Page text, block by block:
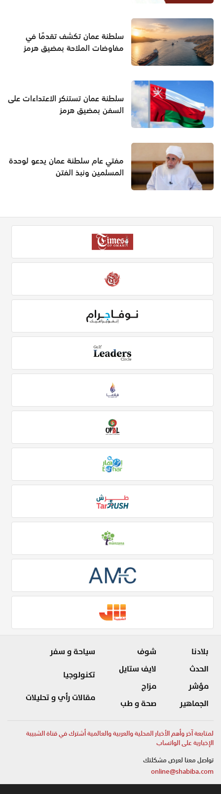
سلطنة عمان تكشف تقدمًا في
مفاوضات الملاحة بمضيق هرمز
سلطنة عمان تستنكر الاعتداءات على
السفن بمضيق هرمز
مفتي عام سلطنة عمان يدعو لوحدة
المسلمين ونبذ الفتن
بلادنا
الحدث
مؤشر
الجماهير
شوف
لايف ستايل
مزاج
صحة و طب
سياحة و سفر
تكنولوجيا
مقالات رأي و تحليلات
لمتابعة آخر وأهم الأخبار المحلية والعربية والعالمية أشترك في قناة الشبيبة
الإخبارية على الواتساب
تواصل معنا لعرض مشكلتك
online@shabiba.com